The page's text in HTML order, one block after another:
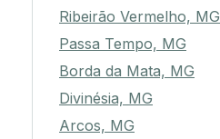
Ribeirão Vermelho, MG
Passa Tempo, MG
Borda da Mata, MG
Divinésia, MG
Arcos, MG